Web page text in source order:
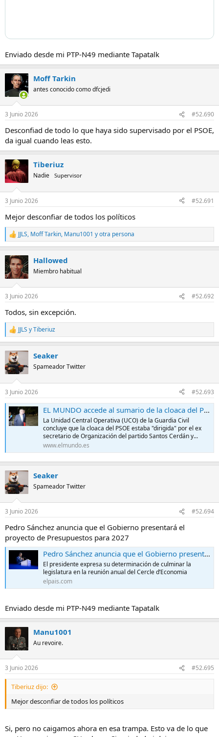
Enviado desde mi PTP-N49 mediante Tapatalk
Moff Tarkin
antes conocido como dfcjedi
3 Junio 2026 #52.690
Desconfiad de todo lo que haya sido supervisado por el PSOE,
da igual cuando leas esto.
Tiberiuz
Nadie Supervisor
3 Junio 2026 #52.691
Mejor desconfiar de todos los políticos
R
e
c
c
i
n
e
:
JJLS, Moff Tarkin, Manu1001 y otra persona
Hallowed
Miembro habitual
3 Junio 2026 #52.692
Todos, sin excepción.
R
e
c
c
i
e
s
:
JJLS yTiberiuz
Seaker
Spameador Twitter
3 Junio 2026 #52.693
EL MUNDO accede al sumario de la cloaca del PSOE: la UCO concluye que estaba "dirigida" por Cerdán y Leire Díez para "proteger los intereses del presidente del Gobierno"
La Unidad Central Operativa (UCO) de la Guardia Civil
concluye que la cloaca del PSOE estaba "dirigida" por el ex
secretario de Organización del partido Santos Cerdán y...
www.elmundo.es
Seaker
Spameador Twitter
3 Junio 2026 #52.694
Pedro Sánchez anuncia que el Gobierno presentará el
proyecto de Presupuestos para 2027
Pedro Sánchez anuncia que el Gobierno presentará el proyecto de Presupuestos para 2027
El presidente expresa su determinación de culminar la
legislatura en la reunión anual del Cercle d’Economia
elpais.com
Enviado desde mi PTP-N49 mediante Tapatalk
Manu1001
Au revoire.
3 Junio 2026 #52.695
Tiberiuz dijo:
Mejor desconfiar de todos los políticos
Si, pero no caigamos ahora en esa trampa. Esto va de lo que